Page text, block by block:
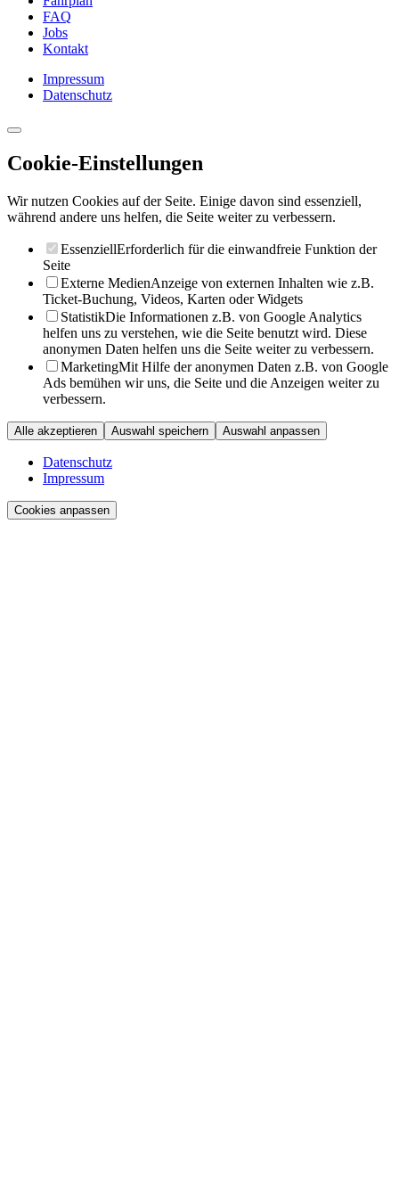
FAQ
Jobs
Kontakt
Impressum
Datenschutz
Cookie-Einstellungen
Wir nutzen Cookies auf der Seite. Einige davon sind essenziell,
während andere uns helfen, die Seite weiter zu verbessern.
EssenziellErforderlich für die einwandfreie Funktion der
Seite
Externe MedienAnzeige von externen Inhalten wie z.B.
Ticket-Buchung, Videos, Karten oder Widgets
StatistikDie Informationen z.B. von Google Analytics
helfen uns zu verstehen, wie die Seite benutzt wird. Diese
anonymen Daten helfen uns die Seite weiter zu verbessern.
MarketingMit Hilfe der anonymen Daten z.B. von Google
Ads bemühen wir uns, die Seite und die Anzeigen weiter zu
verbessern.
Alle akzeptieren Auswahl speichern Auswahl anpassen
Datenschutz
Impressum
Cookies anpassen